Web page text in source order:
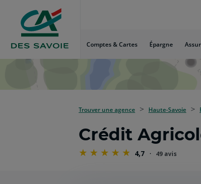
Aller au
Contenu
Comptes & Cartes Épargne
Trouver une agence Haute-Savoie
Crédit
4,7 49 avis